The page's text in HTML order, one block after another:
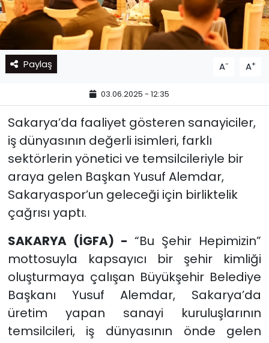
Paylaş A- A+
03.06.2025 - 12:35
Sakarya’da faaliyet gösteren sanayiciler,
iş dünyasının değerli isimleri, farklı
sektörlerin yönetici ve temsilcileriyle bir
araya gelen Başkan Yusuf Alemdar,
Sakaryaspor’un geleceği için birliktelik
çağrısı yaptı.
SAKARYA (İGFA) -“Bu Şehir Hepimizin”
mottosuyla kapsayıcı bir şehir kimliği
oluşturmaya çalışan Büyükşehir Belediye
Başkanı Yusuf Alemdar, Sakarya’da
üretim yapan sanayi kuruluşlarının
temsilcileri, iş dünyasının önde gelen